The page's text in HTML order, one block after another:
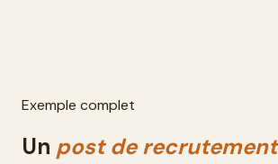
Exemple complet
Un postde recrutement